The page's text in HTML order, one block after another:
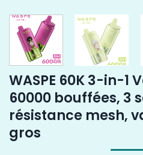
WASPE 60K 3-in-1
60000 bouffées, 3
résistance mesh,
gros